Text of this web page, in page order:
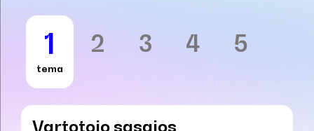
1
tema
2 3 4 5
Vartotojo sąsajos